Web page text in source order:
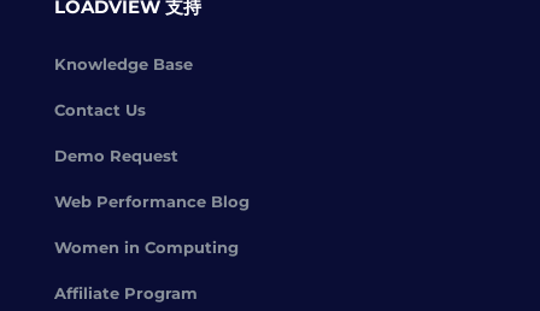
LOADVIEW 支持
Knowledge Base
Contact Us
Demo Request
Web Performance Blog
Women in Computing
Affiliate Program